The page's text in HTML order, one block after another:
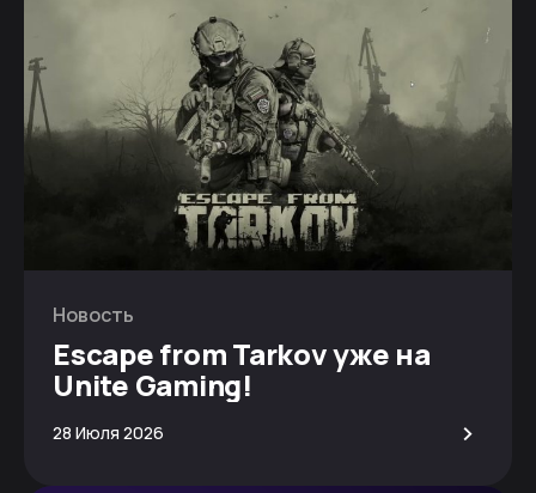
Новость
Escape from Tarkov уже на
Unite Gaming!
28 Июля 2026 >